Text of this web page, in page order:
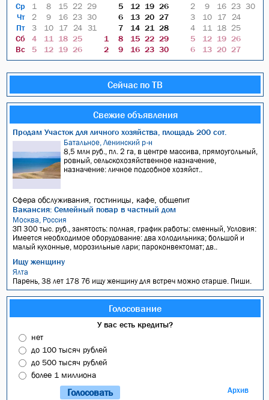
Ср
Чт
Пт
Сб
Вс
1
8 15 22 29
2
9 16 23 30
3
10 17 24 31
4
11 18 25
5
12 19 26
5
12 19 26
6
13 20 27
7
14 21
28
1
8 15 22 29
2
9 16 23 30
2
9 16 23 30
3
10 17
24
4
11 18 25
5
12 19 26
6
13 20 27
Сейчас по ТВ
Свежие объявления
Продам Участок для личного хозяйства, площадь 200 сот.
Батальное, Ленинский р-н
8,5 млн руб., пл. 2 га, в центре массива, прямоугольный,
ровный, сельскохозяйственное назначение,
назначение: личное подсобное хозяйст..
Сфера обслуживания, гостиницы, кафе, общепит
Вакансия: Семейный повар в частный дом
Москва, Россия
ЗП 300 тыс. руб., занятость: полная, график работы: сменный, Условия:
Имеется необходимое оборудование: два холодильника; большой и
малый кухонные, морозильные лари; пароконвектомат; дв..
Ищу женщину
Ялта
Парень, 38 лет 178 76 ищу женщину для встреч можно старше. Пиши.
Голосование
У вас есть кредиты?
нет
до 100 тысяч рублей
до 500 тысяч рублей
более 1 миллиона
Архив